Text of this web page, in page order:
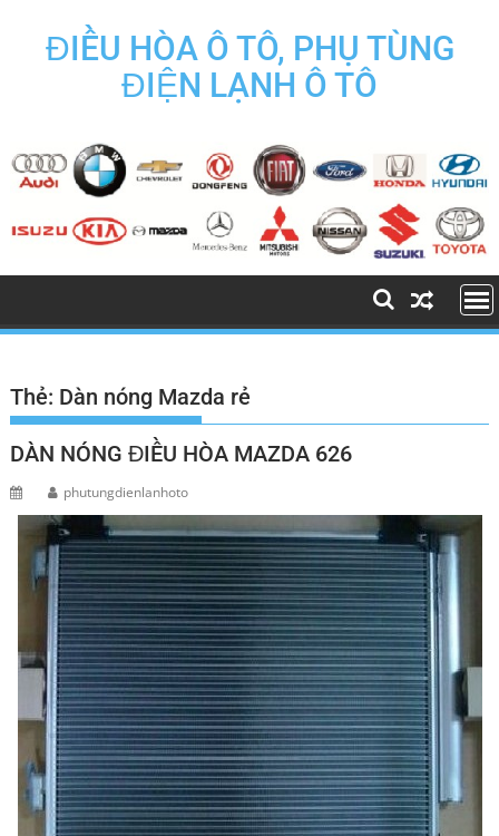
contentĐIỀU HÒA Ô TÔ, PHỤ TÙNG
ĐIỆN LẠNH Ô TÔ
Thẻ: Dàn nóng Mazda rẻ
DÀN NÓNG ĐIỀU HÒA MAZDA 626
phutungdienlanhoto